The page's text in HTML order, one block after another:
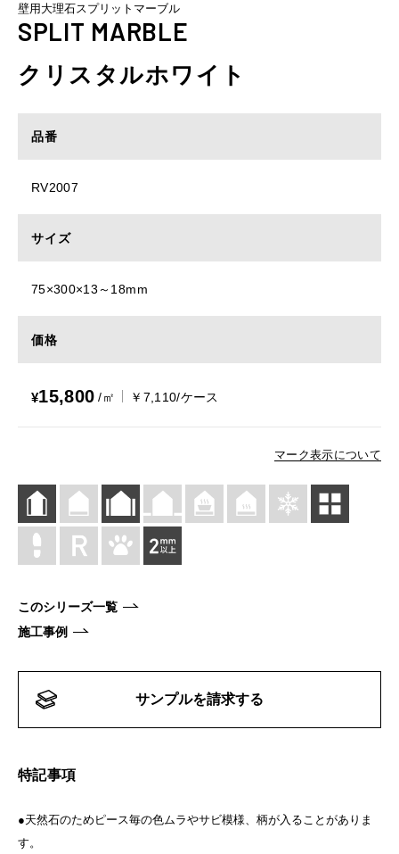
壁用大理石スプリットマーブル
SPLIT MARBLE
クリスタルホワイト
品番
RV2007
サイズ
75×300×13～18mm
価格
¥15,800 /㎡ ￥7,110/ケース
マーク表示について
このシリーズ一覧
施工事例
サンプルを請求する
特記事項
●天然石のためピース毎の色ムラやサビ模様、柄が入ることがありま
す。